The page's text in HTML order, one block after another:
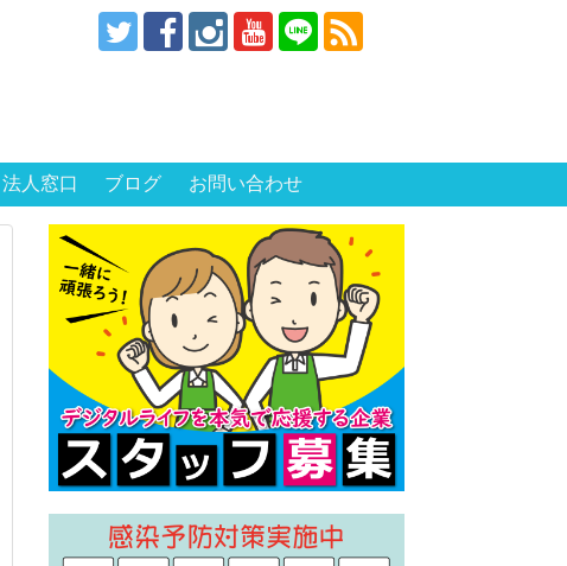
法人窓口 ブログ お問い合わせ